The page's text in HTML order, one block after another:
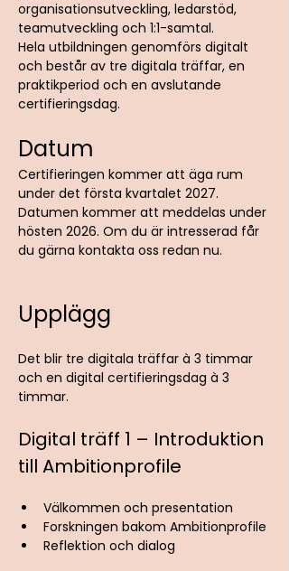
organisationsutveckling, ledarstöd,
teamutveckling och 1:1-samtal.
Hela utbildningen genomförs digitalt
och består av tre digitala träffar, en
praktikperiod och en avslutande
certifieringsdag.
Datum
Certifieringen kommer att äga rum
under det första kvartalet 2027.
Datumen kommer att meddelas under
hösten 2026. Om du är intresserad får
du gärna kontakta oss redan nu.
Upplägg
Det blir tre digitala träffar à 3 timmar
och en digital certifieringsdag à 3
timmar.
Digital träff 1 – Introduktion
till Ambitionprofile
Välkommen och presentation
Forskningen bakom Ambitionprofile
Reflektion och dialog